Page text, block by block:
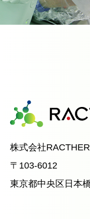
株式会社
〒103-6012
東京都中央区日本